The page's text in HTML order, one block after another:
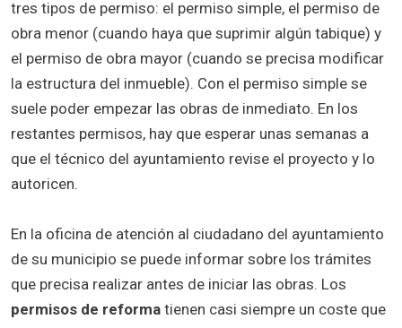
tres tipos de permiso: el permiso simple, el permiso de
obra menor (cuando haya que suprimir algún tabique) y
el permiso de obra mayor (cuando se precisa modificar
la estructura del inmueble). Con el permiso simple se
suele poder empezar las obras de inmediato. En los
restantes permisos, hay que esperar unas semanas a
que el técnico del ayuntamiento revise el proyecto y lo
autoricen.
En la oficina de atención al ciudadano del ayuntamiento
de su municipio se puede informar sobre los trámites
que precisa realizar antes de iniciar las obras. Los
permisos de reforma tienen casi siempre un coste que